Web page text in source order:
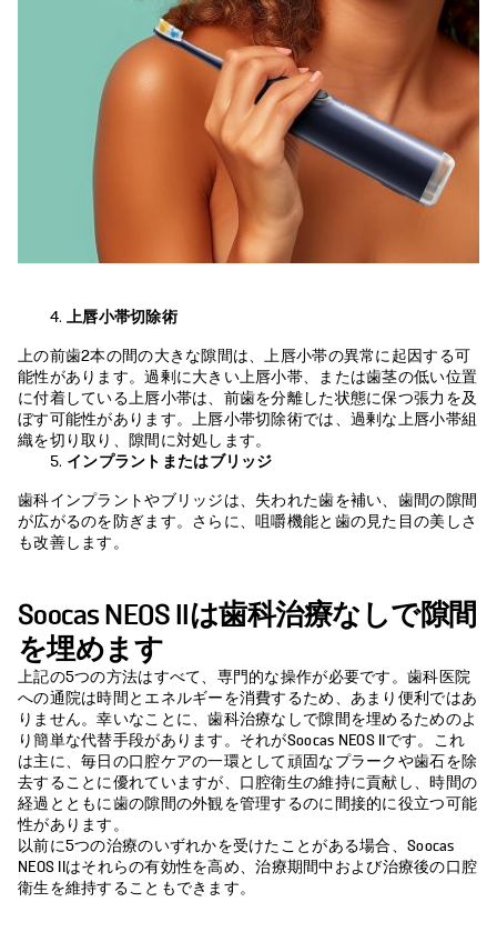
上唇小帯切除術
上の前歯2本の間の大きな隙間は、上唇小帯の異常に起因する可
能性があります。過剰に大きい上唇小帯、または歯茎の低い位置
に付着している上唇小帯は、前歯を分離した状態に保つ張力を及
ぼす可能性があります。上唇小帯切除術では、過剰な上唇小帯組
織を切り取り、隙間に対処します。
インプラントまたはブリッジ
歯科インプラントやブリッジは、失われた歯を補い、歯間の隙間
が広がるのを防ぎます。さらに、咀嚼機能と歯の見た目の美しさ
も改善します。
Soocas NEOS IIは歯科治療なしで隙間
を埋めます
上記の5つの方法はすべて、専門的な操作が必要です。歯科医院
への通院は時間とエネルギーを消費するため、あまり便利ではあ
りません。幸いなことに、歯科治療なしで隙間を埋めるためのよ
り簡単な代替手段があります。それがSoocas NEOS IIです。これ
は主に、毎日の口腔ケアの一環として頑固なプラークや歯石を除
去することに優れていますが、口腔衛生の維持に貢献し、時間の
経過とともに歯の隙間の外観を管理するのに間接的に役立つ可能
性があります。
以前に5つの治療のいずれかを受けたことがある場合、Soocas
NEOS IIはそれらの有効性を高め、治療期間中および治療後の口腔
衛生を維持することもできます。